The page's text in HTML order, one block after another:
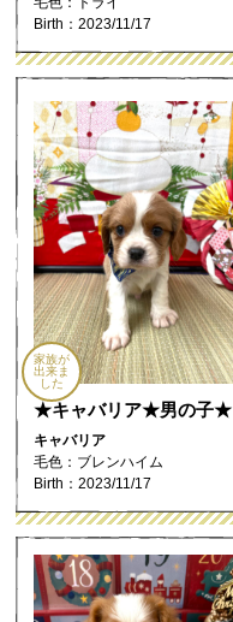
Birth：2023/11/17
家族が
出来ま
した
★キャバリア★男の子★
キャバリア
毛色：ブレンハイム
Birth：2023/11/17